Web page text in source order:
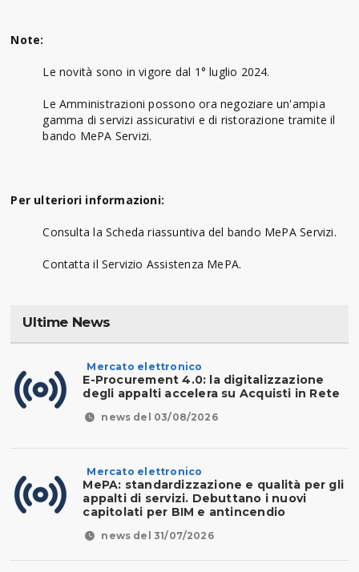
Note:
Le novità sono in vigore dal 1° luglio 2024.
Le Amministrazioni possono ora negoziare un'ampia
gamma di servizi assicurativi e di ristorazione tramite il
bando MePA Servizi.
Per ulteriori informazioni:
Consulta la Scheda riassuntiva del bando MePA Servizi.
Contatta il Servizio Assistenza MePA.
Ultime News
Mercato elettronico
E-Procurement 4.0: la digitalizzazione
degli appalti accelera su Acquisti in Rete
news del 03/08/2026
Mercato elettronico
MePA: standardizzazione e qualità per gli
appalti di servizi. Debuttano i nuovi
capitolati per BIM e antincendio
news del 31/07/2026